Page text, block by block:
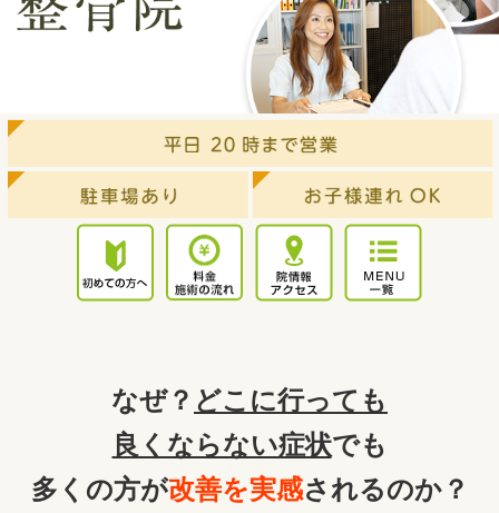
なぜ？ どこに行っても
良くならない症状でも
多くの方が改善を実感されるのか？